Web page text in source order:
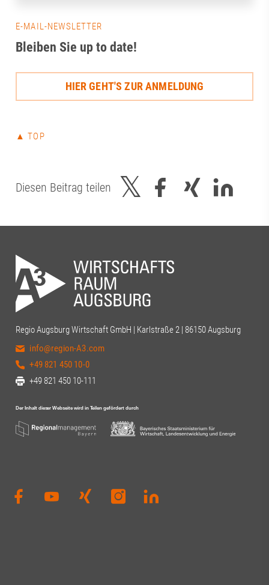
E-MAIL-NEWSLETTER
Bleiben Sie up to date!
HIER GEHT'S ZUR ANMELDUNG
▲ TOP
Diesen Beitrag teilen
Regio Augsburg Wirtschaft GmbH | Karlstraße 2 | 86150 Augsburg
info@region-A3.com
+49 821 450 10-0
+49 821 450 10-111